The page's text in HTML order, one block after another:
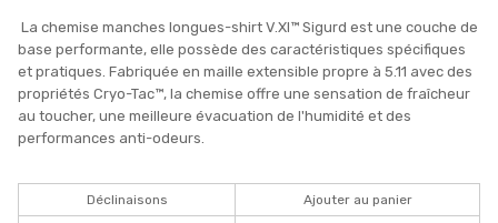
La chemise manches longues-shirt V.XI™ Sigurd est une couche de
base performante, elle possède des caractéristiques spécifiques
et pratiques. Fabriquée en maille extensible propre à 5.11 avec des
propriétés Cryo-Tac™, la chemise offre une sensation de fraîcheur
au toucher, une meilleure évacuation de l'humidité et des
performances anti-odeurs.
Déclinaisons Ajouter au panier